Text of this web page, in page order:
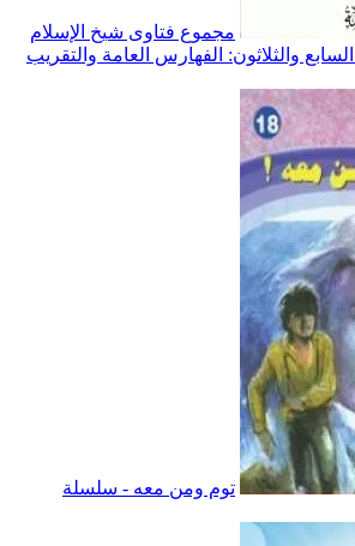
مجموع فتاوى شيخ الإسلام
والثلاثون: الفهارس العامة والتقريب
توم ومن معه - سلسلة